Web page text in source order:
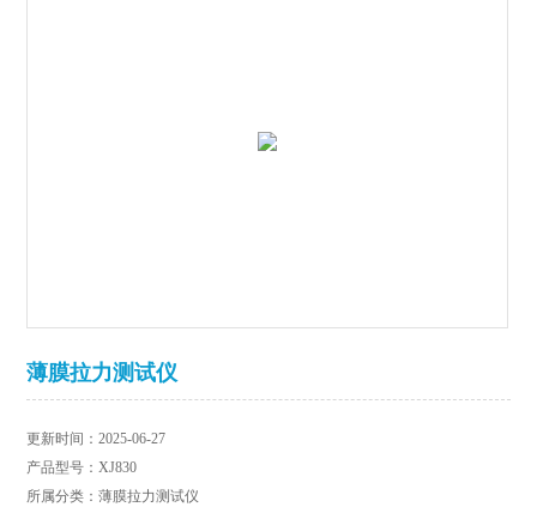
薄膜拉力测试仪
更新时间：2025-06-27
产品型号：XJ830
所属分类：薄膜拉力测试仪